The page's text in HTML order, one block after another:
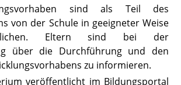
sind als Teil des
von der Schule in geeigneter Weise
Eltern sind bei der
über die Durchführung und den
zu informieren.
veröffentlicht im Bildungsportal